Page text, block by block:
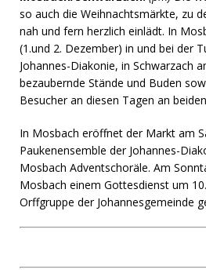
so auch die Weihnachtsmärkte, zu
nah und fern herzlich einlädt. In
(1.und 2. Dezember) in und bei der
Johannes-Diakonie, in Schwarzach
bezaubernde Stände und Buden
Besucher an diesen Tagen an
In Mosbach eröffnet der Markt am
Paukenensemble der Johannes-
Mosbach Adventschoräle. Am
Mosbach einem Gottesdienst um
Orffgruppe der Johannesgemeinde